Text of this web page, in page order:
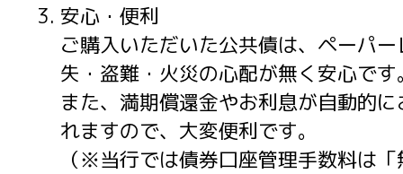
安心・便利
ご購入いただいた公共債は、ペーパ
失・盗難・火災の心配が無く安心です
また、満期償還金やお利息が自動的
れますので、大変便利です。
（※当行では債券口座管理手数料は